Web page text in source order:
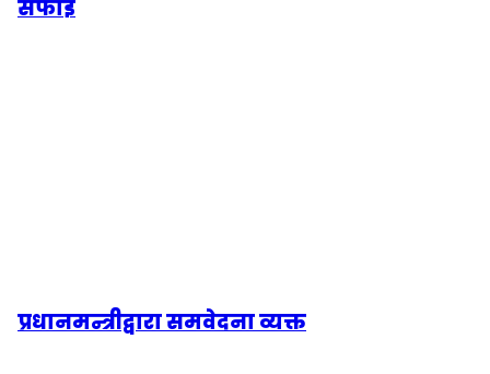
सफाइ
प्रधानमन्त्रीद्वारा समवेदना व्यक्त